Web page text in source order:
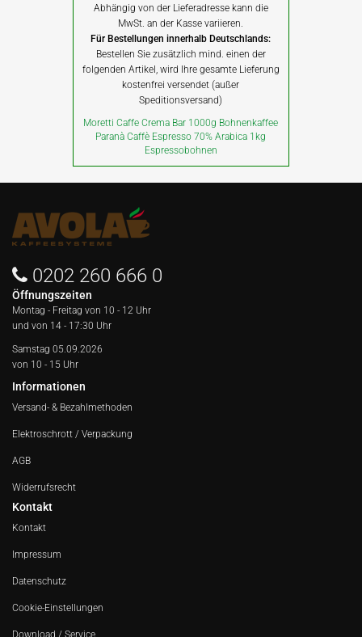
Abhängig von der Lieferadresse kann die
MwSt. an der Kasse variieren.
Für Bestellungen innerhalb Deutschlands:
Bestellen Sie zusätzlich mind. einen der
folgenden Artikel, wird Ihre gesamte Lieferung
kostenfrei versendet (außer
Speditionsversand)
Moretti Caffe Crema Bar 1000g Bohnenkaffee
Paranà Caffè Espresso 70% Arabica 1kg
Espressobohnen
0202 260 666 0
Öffnungszeiten
Montag - Freitag von 10 - 12 Uhr
und von 14 - 17:30 Uhr
Samstag 05.09.2026
von 10 - 15 Uhr
Informationen
Versand- & Bezahlmethoden
Elektroschrott / Verpackung
AGB
Widerrufsrecht
Kontakt
Kontakt
Impressum
Datenschutz
Cookie-Einstellungen